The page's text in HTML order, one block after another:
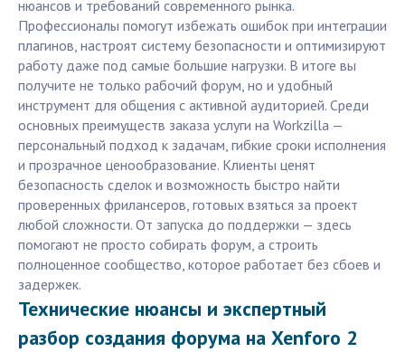
нюансов и требований современного рынка.
Профессионалы помогут избежать ошибок при интеграции
плагинов, настроят систему безопасности и оптимизируют
работу даже под самые большие нагрузки. В итоге вы
получите не только рабочий форум, но и удобный
инструмент для общения с активной аудиторией. Среди
основных преимуществ заказа услуги на Workzilla —
персональный подход к задачам, гибкие сроки исполнения
и прозрачное ценообразование. Клиенты ценят
безопасность сделок и возможность быстро найти
проверенных фрилансеров, готовых взяться за проект
любой сложности. От запуска до поддержки — здесь
помогают не просто собирать форум, а строить
полноценное сообщество, которое работает без сбоев и
задержек.
Технические нюансы и экспертный
разбор создания форума на Xenforo 2